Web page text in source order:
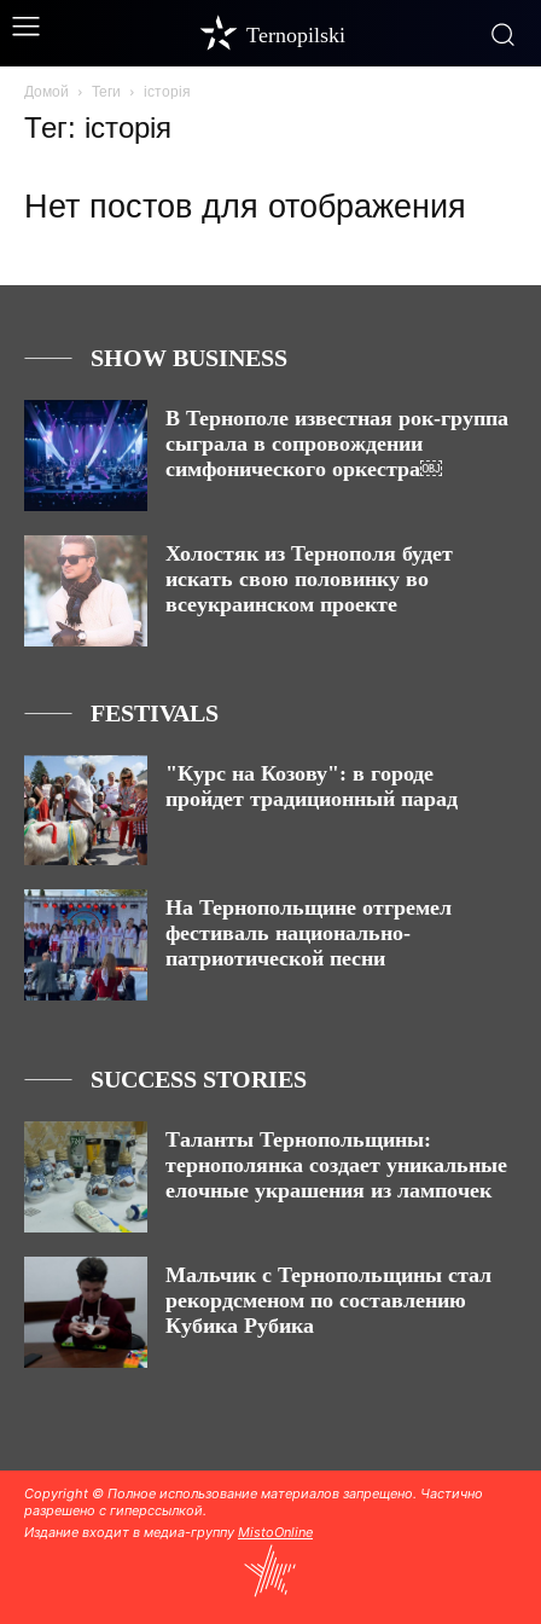
Ternopilski
Домой Теги історія
Тег: історія
Нет постов для отображения
SHOW BUSINESS
В Тернополе известная рок-группа
сыграла в сопровождении
симфонического оркестра￼
Холостяк из Тернополя будет
искать свою половинку во
всеукраинском проекте
FESTIVALS
"Курс на Козову": в городе
пройдет традиционный парад
На Тернопольщине отгремел
фестиваль национально-
патриотической песни
SUCCESS STORIES
Таланты Тернопольщины:
тернополянка создает уникальные
елочные украшения из лампочек
Мальчик с Тернопольщины стал
рекордсменом по составлению
Кубика Рубика
Copyright © Полное использование материалов запрещено. Частично
разрешено с гиперссылкой.
Издание входит в медиа-группу MistoOnline